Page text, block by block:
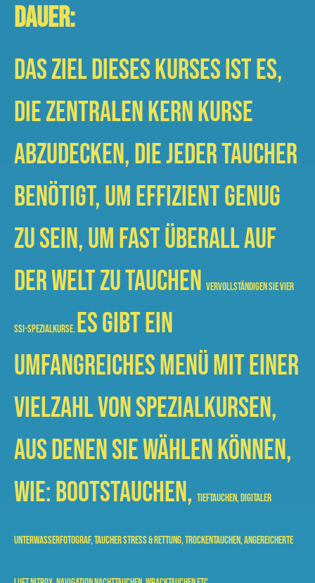
Dauer:
Das Ziel dieses Kurses ist es,
die zentralen Kern Kurse
abzudecken, die jeder Taucher
benötigt, um effizient genug
zu sein, um fast überall auf
der Welt zu tauchen Vervollständigen Sie vier
SSI-Spezialkurse.Es gibt ein
umfangreiches Menü mit einer
Vielzahl von Spezialkursen,
aus denen Sie wählen können,
wie: Bootstauchen, Tieftauchen,Digitaler
Unterwasserfotograf,Taucher Stress & Rettung,Trockentauchen,Angereicherte